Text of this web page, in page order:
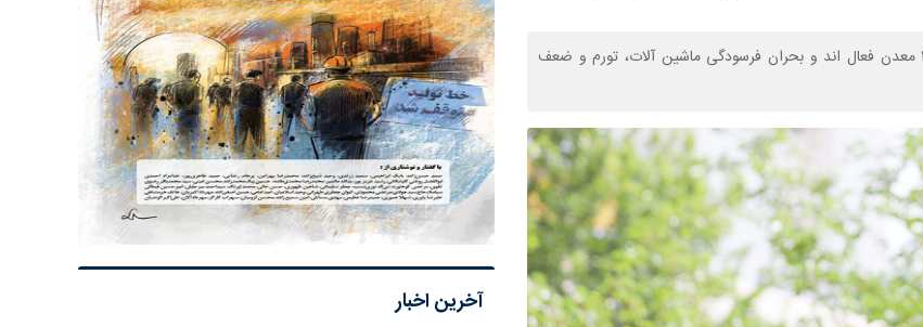
با وجود ظرفیت عظیم صنعت سنگ ایران، فقط حدود ۶۰۰ معدن از ۲,۲۰۰ معدن فعال اند و بحران فرسودگی ماشین آلات، تورم و ضعف
آخرین اخبار